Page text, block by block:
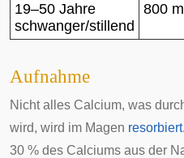
19–50 Jahre
schwanger/stillend
800
Aufnahme
Nicht alles Calcium, was
wird, wird im Magen resorbiert
30 % des Calciums aus der